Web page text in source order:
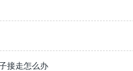
接走怎么办